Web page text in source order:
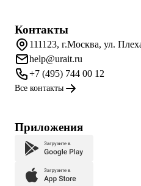
Контакты
111123, г.Москва, ул.
help@urait.ru
+7 (495) 744 00 12
Все контакты
Приложения